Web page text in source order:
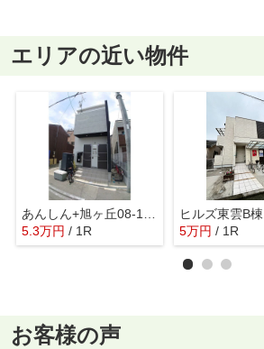
エリアの近い物件
あんしん+旭ヶ丘08-1064
5.3万円 / 1R
ヒルズ東雲B棟
5万円 / 1R
お客様の声